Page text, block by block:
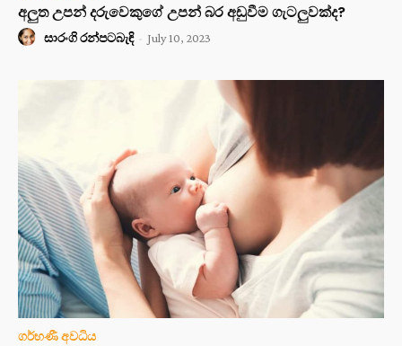
අලුත උපන් දරුවෙකුගේ උපන් බර අඩුවීම ගැටලුවක්ද?
සාරංගි රන්පටබැඳි - July 10, 2023
ගර්භණී අවධිය